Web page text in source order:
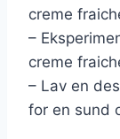
creme
–
creme
– Lav en
for en sund